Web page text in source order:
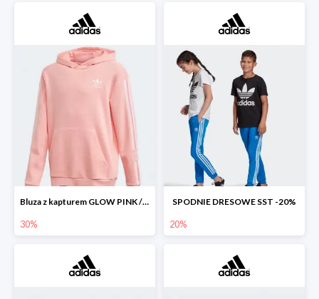
Bluza z kapturem GLOW PINK / WHITE -30%
30%
SPODNIE DRESOWE SST -20%
20%